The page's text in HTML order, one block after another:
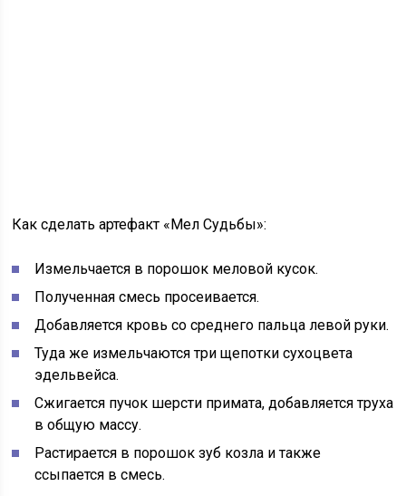
Как сделать артефакт «Мел Судьбы»:
Измельчается в порошок меловой кусок.
Полученная смесь просеивается.
Добавляется кровь со среднего пальца левой руки.
Туда же измельчаются три щепотки сухоцвета
эдельвейса.
Сжигается пучок шерсти примата, добавляется труха
в общую массу.
Растирается в порошок зуб козла и также
ссыпается в смесь.